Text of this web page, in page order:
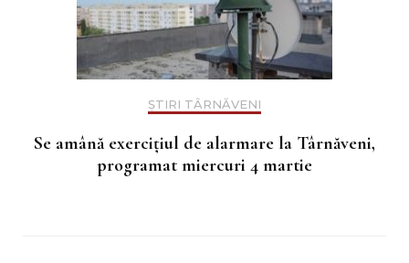
ȘTIRI TÂRNĂVENI
Se amână exercițiul de alarmare la Târnăveni,
programat miercuri 4 martie